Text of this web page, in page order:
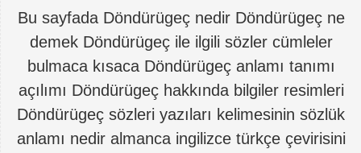
Bu sayfada Döndürügeç nedir Döndürügeç ne
demek Döndürügeç ile ilgili sözler cümleler
bulmaca kısaca Döndürügeç anlamı tanımı
açılımı Döndürügeç hakkında bilgiler resimleri
Döndürügeç sözleri yazıları kelimesinin sözlük
anlamı nedir almanca ingilizce türkçe çevirisini